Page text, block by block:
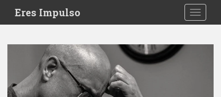
i
Eres Impulso